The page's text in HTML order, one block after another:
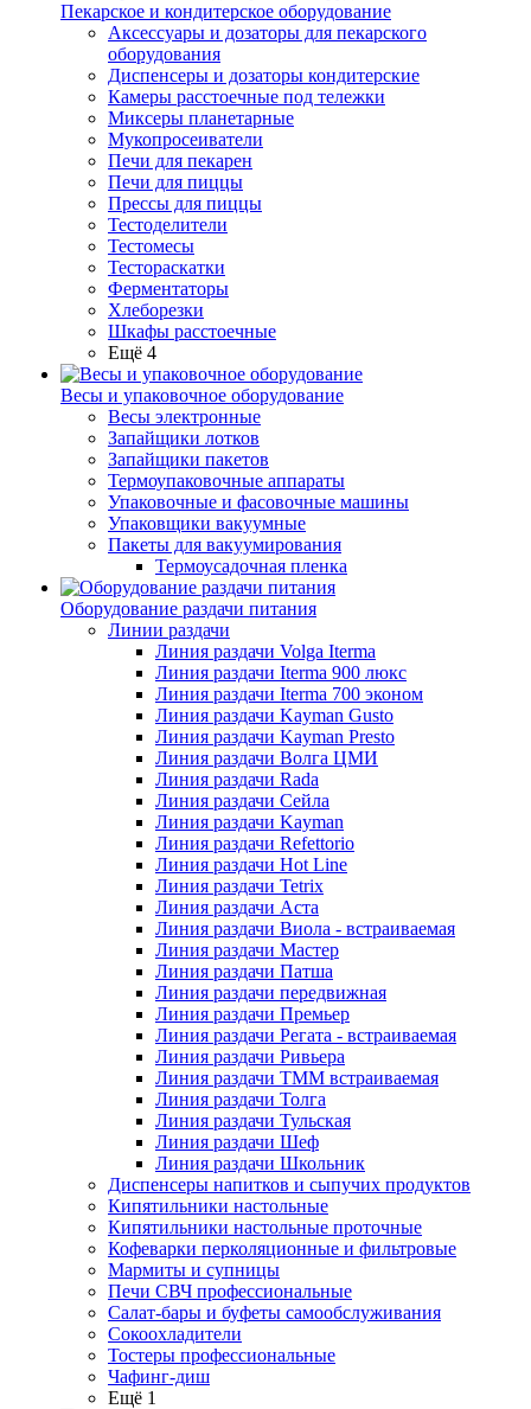
Пекарское и кондитерское оборудование
Аксессуары и дозаторы для пекарского
оборудования
Диспенсеры и дозаторы кондитерские
Камеры расстоечные под тележки
Миксеры планетарные
Мукопросеиватели
Печи для пекарен
Печи для пиццы
Прессы для пиццы
Тестоделители
Тестомесы
Тестораскатки
Ферментаторы
Хлеборезки
Шкафы расстоечные
Ещё 4
Весы и упаковочное оборудование
Весы электронные
Запайщики лотков
Запайщики пакетов
Термоупаковочные аппараты
Упаковочные и фасовочные машины
Упаковщики вакуумные
Пакеты для вакуумирования
Термоусадочная пленка
Оборудование раздачи питания
Линии раздачи
Линия раздачи Volga Iterma
Линия раздачи Iterma 900 люкс
Линия раздачи Iterma 700 эконом
Линия раздачи Kayman Gusto
Линия раздачи Kayman Presto
Линия раздачи Волга ЦМИ
Линия раздачи Rada
Линия раздачи Сейла
Линия раздачи Kayman
Линия раздачи Refettorio
Линия раздачи Hot Line
Линия раздачи Tetrix
Линия раздачи Аста
Линия раздачи Виола - встраиваемая
Линия раздачи Мастер
Линия раздачи Патша
Линия раздачи передвижная
Линия раздачи Премьер
Линия раздачи Регата - встраиваемая
Линия раздачи Ривьера
Линия раздачи ТММ встраиваемая
Линия раздачи Толга
Линия раздачи Тульская
Линия раздачи Шеф
Линия раздачи Школьник
Диспенсеры напитков и сыпучих продуктов
Кипятильники настольные
Кипятильники настольные проточные
Кофеварки перколяционные и фильтровые
Мармиты и супницы
Печи СВЧ профессиональные
Салат-бары и буфеты самообслуживания
Сокоохладители
Тостеры профессиональные
Чафинг-диш
Ещё 1